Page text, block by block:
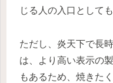
じる人の入口として
ただし、炎天下で長
は、より高い表示の
もあるため、焼きた